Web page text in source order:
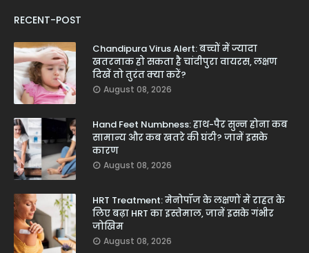
RECENT-POST
Chandipura Virus Alert: बच्चों में ज्यादा
खतरनाक हो सकता है चांदीपुरा वायरस, लक्षण
दिखें तो तुरंत क्या करें?
August 08, 2026
Hand Feet Numbness: हाथ-पैर सुन्न होना कब
सामान्य और कब खतरे की घंटी? जानें इसके
कारण
August 08, 2026
HRT Treatment: मेनोपॉज के लक्षणों में राहत के
लिए बढ़ा HRT का इस्तेमाल, जानें इसके गंभीर
जोखिम
August 08, 2026